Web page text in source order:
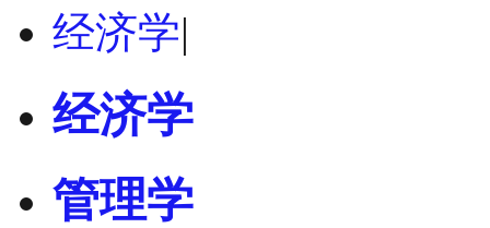
经济学|
经济学
管理学